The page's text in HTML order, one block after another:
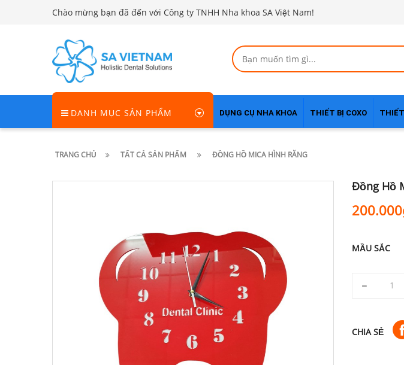
Chào mừng bạn đã đến với Công ty TNHH Nha khoa SA Việt Nam!
DANH MỤC SẢN PHẨM DỤNG CỤ NHA KHOA THIẾT BỊ COXO
TRANG CHỦ TẤT CẢ SẢN PHẨM ĐỒNG HỒ MICA HÌNH RĂNG
Đồng Hồ
MẦU SẮC
CHIA SẺ